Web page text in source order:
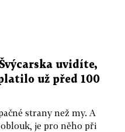
uvidíte,
už před 100
strany než my. A
je pro něho při